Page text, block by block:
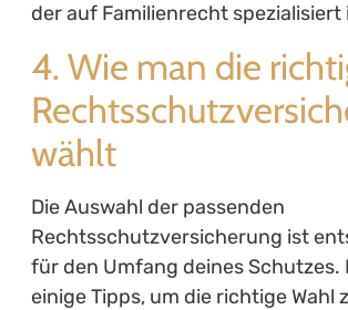
der auf Familienrecht spezialisiert
4. Wie man die
wählt
Die Auswahl der passenden
Rechtsschutzversicherung ist
für den Umfang deines Schutzes.
einige Tipps, um die richtige Wahl